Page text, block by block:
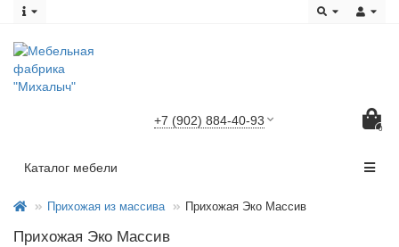
+7 (902) 884-40-93
0
Каталог мебели
Прихожая из массива Прихожая Эко Массив
Прихожая Эко Массив